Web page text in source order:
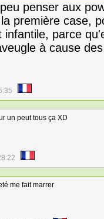
penser aux
première case,
infantile, parce
à cause
un peut tous ça XD
me fait marrer